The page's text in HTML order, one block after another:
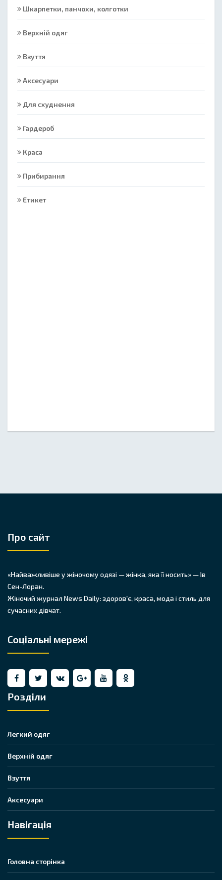
Шкарпетки, панчохи, колготки
Верхній одяг
Взуття
Аксесуари
Для схуднення
Гардероб
Краса
Прибирання
Етикет
Про сайт
«Найважливіше у жіночому одязі — жінка, яка її носить» — Ів
Сен-Лоран.
Жіночий журнал News Daily: здоров'є, краса, мода і стиль для
сучасних дівчат.
Соціальні мережі
Розділи
Легкий одяг
Верхній одяг
Взуття
Аксесуари
Навігація
Головна сторінка